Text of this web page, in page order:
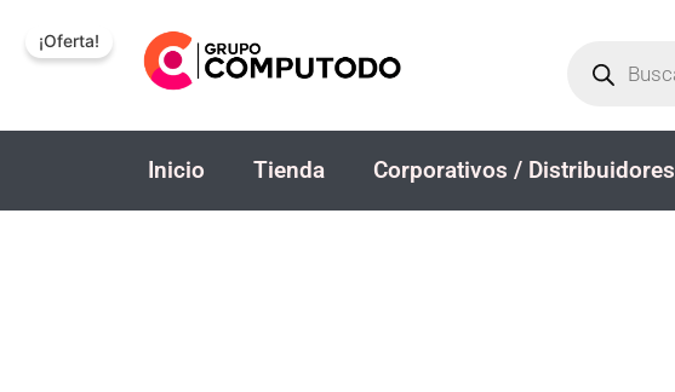
productos
Inicio Tienda Corporativos / Distribuidores
¡Oferta!